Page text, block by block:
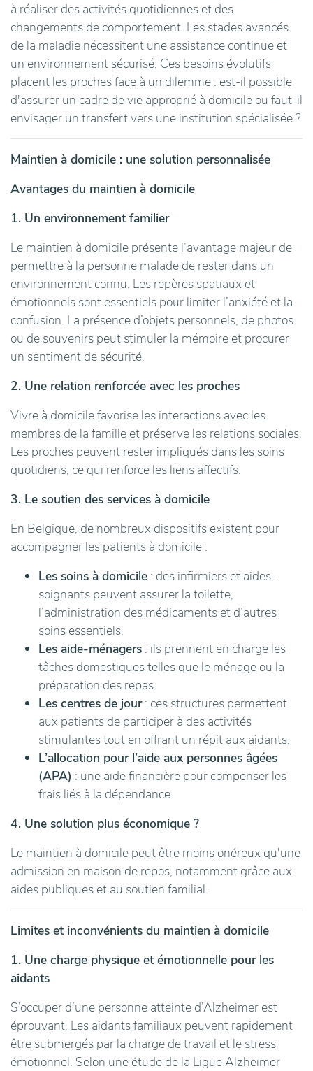
à réaliser des activités quotidiennes et des
changements de comportement. Les stades avancés
de la maladie nécessitent une assistance continue et
un environnement sécurisé. Ces besoins évolutifs
placent les proches face à un dilemme : est-il possible
d'assurer un cadre de vie approprié à domicile ou faut-il
envisager un transfert vers une institution spécialisée ?
Maintien à domicile : une solution personnalisée
Avantages du maintien à domicile
1. Un environnement familier
Le maintien à domicile présente l’avantage majeur de
permettre à la personne malade de rester dans un
environnement connu. Les repères spatiaux et
émotionnels sont essentiels pour limiter l’anxiété et la
confusion. La présence d’objets personnels, de photos
ou de souvenirs peut stimuler la mémoire et procurer
un sentiment de sécurité.
2. Une relation renforcée avec les proches
Vivre à domicile favorise les interactions avec les
membres de la famille et préserve les relations sociales.
Les proches peuvent rester impliqués dans les soins
quotidiens, ce qui renforce les liens affectifs.
3. Le soutien des services à domicile
En Belgique, de nombreux dispositifs existent pour
accompagner les patients à domicile :
Les soins à domicile : des infirmiers et aides-
soignants peuvent assurer la toilette,
l’administration des médicaments et d’autres
soins essentiels.
Les aide-ménagers : ils prennent en charge les
tâches domestiques telles que le ménage ou la
préparation des repas.
Les centres de jour: ces structures permettent
aux patients de participer à des activités
stimulantes tout en offrant un répit aux aidants.
L’allocation pour l’aide aux personnes âgées
(APA) : une aide financière pour compenser les
frais liés à la dépendance.
4. Une solution plus économique ?
Le maintien à domicile peut être moins onéreux qu'une
admission en maison de repos, notamment grâce aux
aides publiques et au soutien familial.
Limites et inconvénients du maintien à domicile
1. Une charge physique et émotionnelle pour les
aidants
S’occuper d’une personne atteinte d’Alzheimer est
éprouvant. Les aidants familiaux peuvent rapidement
être submergés par la charge de travail et le stress
émotionnel. Selon une étude de la Ligue Alzheimer